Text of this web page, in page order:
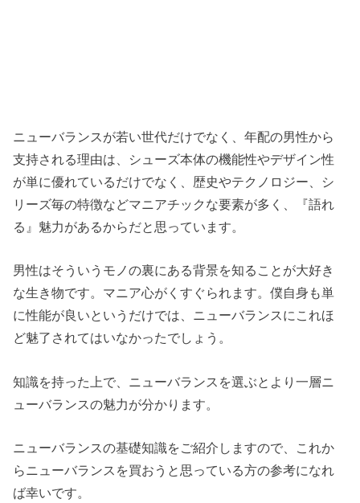
ニューバランスが若い世代だけでなく、年配の男性から
支持される理由は、シューズ本体の機能性やデザイン性
が単に優れているだけでなく、歴史やテクノロジー、シ
リーズ毎の特徴などマニアチックな要素が多く、『語れ
る』魅力があるからだと思っています。
男性はそういうモノの裏にある背景を知ることが大好き
な生き物です。マニア心がくすぐられます。僕自身も単
に性能が良いというだけでは、ニューバランスにこれほ
ど魅了されてはいなかったでしょう。
知識を持った上で、ニューバランスを選ぶとより一層ニ
ューバランスの魅力が分かります。
ニューバランスの基礎知識をご紹介しますので、これか
らニューバランスを買おうと思っている方の参考になれ
ば幸いです。